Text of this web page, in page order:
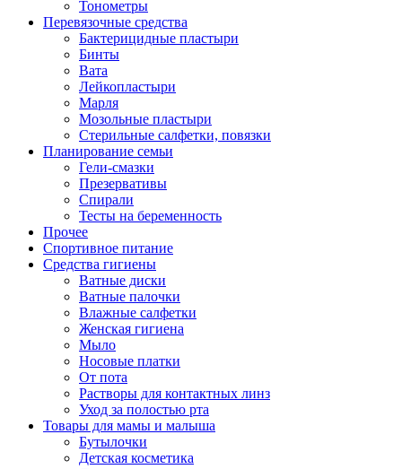
Тонометры
Перевязочные средства
Бактерицидные пластыри
Бинты
Вата
Лейкопластыри
Марля
Мозольные пластыри
Стерильные салфетки, повязки
Планирование семьи
Гели-смазки
Презервативы
Спирали
Тесты на беременность
Прочее
Спортивное питание
Средства гигиены
Ватные диски
Ватные палочки
Влажные салфетки
Женская гигиена
Мыло
Носовые платки
От пота
Растворы для контактных линз
Уход за полостью рта
Товары для мамы и малыша
Бутылочки
Детская косметика